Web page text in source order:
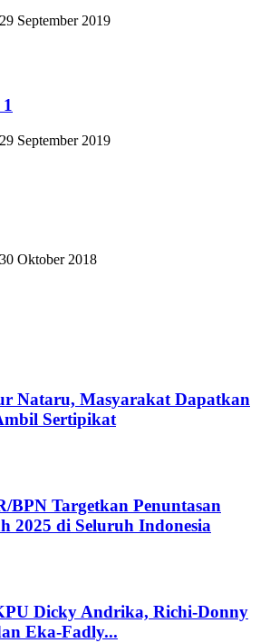
29 September 2019
29 September 2019
30 Oktober 2018
Nataru, Masyarakat Dapatkan
Sertipikat
BPN Targetkan Penuntasan
2025 di Seluruh Indonesia
Dicky Andrika, Richi-Donny
Eka-Fadly...